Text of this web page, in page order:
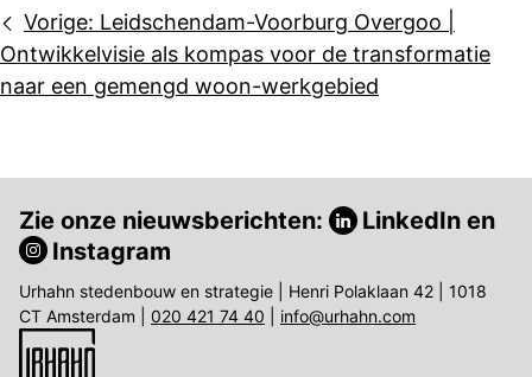
Bericht
navigatie
Vorige: Leidschendam-Voorburg Overgoo |
Ontwikkelvisie als kompas voor de transformatie
naar een gemengd woon-werkgebied
Zie onze nieuwsberichten: LinkedIn en
Instagram
Urhahn stedenbouw en strategie | Henri Polaklaan 42 | 1018
CT Amsterdam | 020 421 74 40 info@urhahn.com